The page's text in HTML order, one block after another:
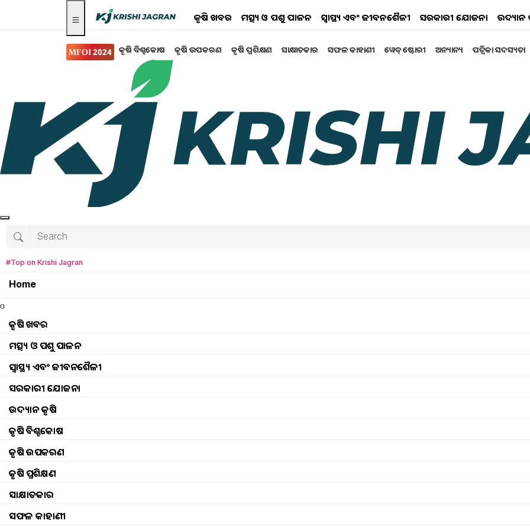
କୃଷି ଖବର ମତ୍ସ୍ୟ ଓ ପଶୁ ପାଳନ ସ୍ୱାସ୍ଥ୍ୟ ଏବଂ ଜୀବନଶୈଳୀ ସରକାରୀ ଯୋଜନା ଉଦ୍ୟାନ
MFOI 2024 କୃଷି ବିଶ୍ବକୋଷ କୃଷି ଉପକରଣ କୃଷି ପ୍ରଶିକ୍ଷଣ ସାକ୍ଷାତକାର ସଫଳ କାହାଣୀ ୱେବ୍ ଷ୍ଟୋରୀ ଅନ୍ୟାନ୍ୟ ପତ୍ରିକା ସଦସ୍ୟତା
#Top on Krishi Jagran
Home
o
କୃଷି ଖବର
ମତ୍ସ୍ୟ ଓ ପଶୁ ପାଳନ
ସ୍ୱାସ୍ଥ୍ୟ ଏବଂ ଜୀବନଶୈଳୀ
ସରକାରୀ ଯୋଜନା
ଉଦ୍ୟାନ କୃଷି
କୃଷି ବିଶ୍ବକୋଷ
କୃଷି ଉପକରଣ
କୃଷି ପ୍ରଶିକ୍ଷଣ
ସାକ୍ଷାତକାର
ସଫଳ କାହାଣୀ
କୃଷି ଖବର
କୀଟନାଶକର ସୁରକ୍ଷିତ ଓ ଦାୟିତ୍ବପୂର୍ଣ୍ଣ ପ୍ରୟୋଗ ପାଇଁ
ଡ୍ରୋନ ସ୍ପ୍ରେ ଗାଇଡଲାଇନ
କେନ୍ଦ୍ର ସରକାରଙ୍କ ପକ୍ଷରୁ ନିକଟରେ କୀଟନାଶକ(ହର୍ବିସାଇଡ ବ୍ୟତୀତ)ର ଡ୍ରୋନ ସ୍ପ୍ରେକୁ ଦେଇଥିବା ଅନୁମତିର ବିଜ୍ଞପ୍ତି